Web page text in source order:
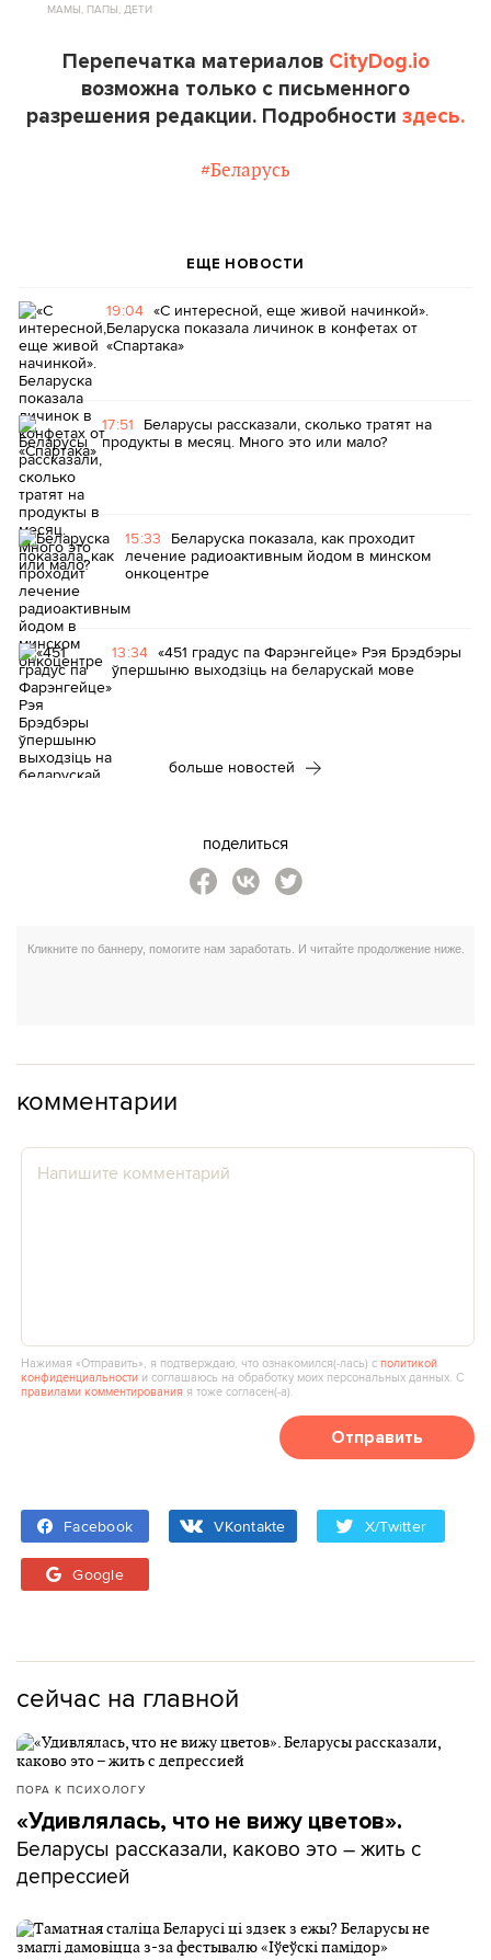
МАМЫ, ПАПЫ, ДЕТИ
Перепечатка материалов CityDog.io
возможна только с письменного
разрешения редакции. Подробности здесь.
#Беларусь
ЕЩЕ НОВОСТИ
19:04 «С интересной, еще живой начинкой».
Беларуска показала личинок в конфетах от
«Спартака»
17:51 Беларусы рассказали, сколько тратят на
продукты в месяц. Много это или мало?
15:33 Беларуска показала, как проходит
лечение радиоактивным йодом в минском
онкоцентре
13:34 «451 градус па Фарэнгейце» Рэя Брэдбэры
ўпершыню выходзіць на беларускай мове
больше новостей
поделиться
комментарии
Нажимая «Отправить», я подтверждаю, что ознакомился(‑лась) сполитикой
конфиденциальности и соглашаюсь на обработку моих персональных данных. С
правилами комментирования я тоже согласен(‑а).
Отправить
Facebook VKontakte X/Twitter
Google
сейчас на главной
ПОРА К ПСИХОЛОГУ
«Удивлялась, что не вижу цветов».
Беларусы рассказали, каково это – жить с
депрессией